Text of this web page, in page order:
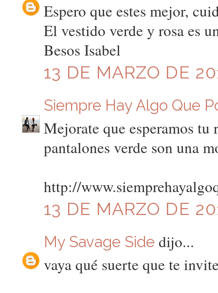
Espero que estes mejor,
El vestido verde y rosa es
Besos Isabel
13 DE MARZO DE
Siempre Hay Algo Que
Mejorate que esperamos
pantalones verde son una
http://
13 DE MARZO DE
My Savage Side dijo...
vaya qué suerte que te